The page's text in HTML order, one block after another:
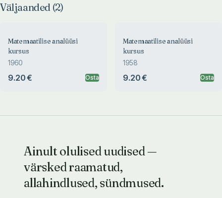
Väljaanded (2)
Matemaatilise analüüsi
kursus
1960
9.20 € Osta
Matemaatilise analüüsi
kursus
1958
9.20 € Osta
Ainult olulised uudised —
värsked raamatud,
allahindlused, sündmused.